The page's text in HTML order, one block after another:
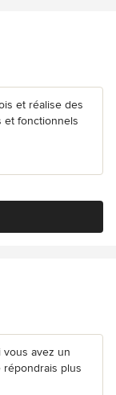
et réalise des
et fonctionnels
vous avez un
répondrais plus